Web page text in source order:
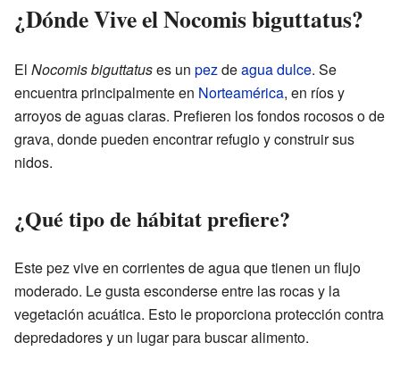
¿Dónde Vive el Nocomis biguttatus?
El Nocomis biguttatuses un pezdeagua dulce. Se
encuentra principalmente en Norteamérica, en ríos y
arroyos de aguas claras. Prefieren los fondos rocosos o de
grava, donde pueden encontrar refugio y construir sus
nidos.
¿Qué tipo de hábitat prefiere?
Este pez vive en corrientes de agua que tienen un flujo
moderado. Le gusta esconderse entre las rocas y la
vegetación acuática. Esto le proporciona protección contra
depredadores y un lugar para buscar alimento.